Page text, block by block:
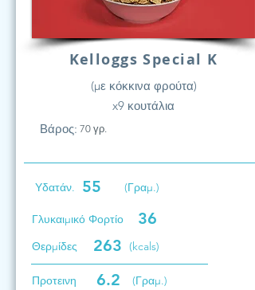
Kelloggs Special K
(με κόκκινα φρούτα)
x9 κουτάλια
Βάρος: 70 γρ.
Υδατάν. 55 (Γραμ.)
Γλυκαιμικό Φορτίο 36
Θερμίδες 263 (kcals)
Προτεινη 6.2
(Γραμ.)